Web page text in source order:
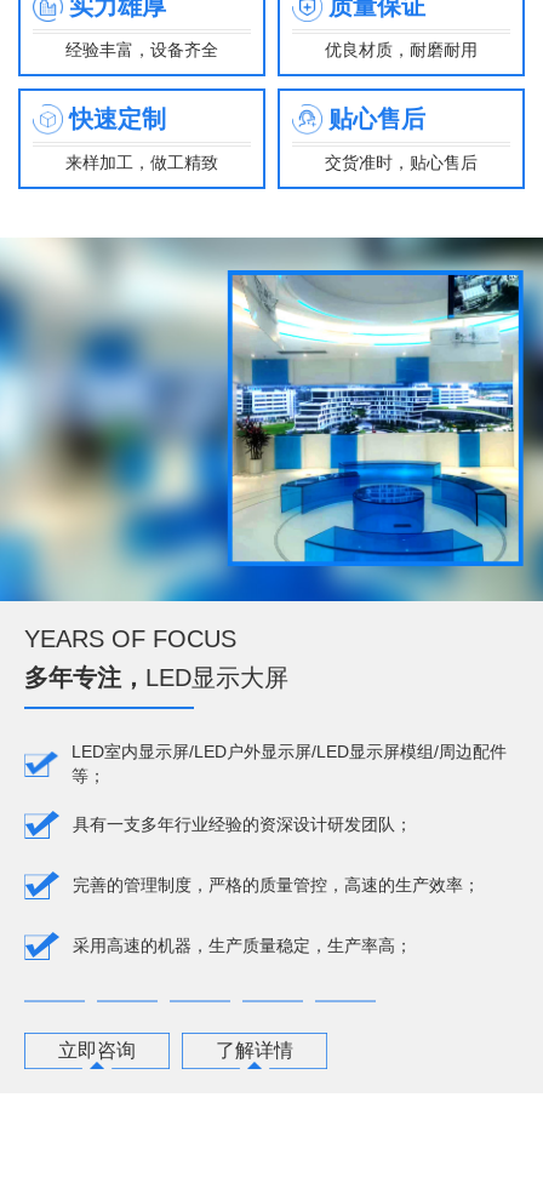
实力雄厚
经验丰富，设备齐全
质量保证
优良材质，耐磨耐用
快速定制
来样加工，做工精致
贴心售后
交货准时，贴心售后
YEARS OF FOCUS
多年专注， LED显示大屏
LED室内显示屏/LED户外显示屏/LED显示屏模组/周边配件
等；
具有一支多年行业经验的资深设计研发团队；
完善的管理制度，严格的质量管控，高速的生产效率；
采用高速的机器，生产质量稳定，生产率高；
立即咨询 了解详情